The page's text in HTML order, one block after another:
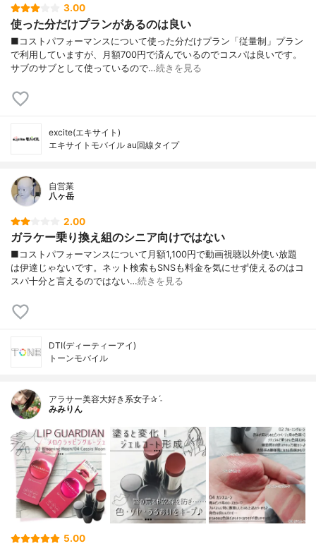
3.00
使った分だけプランがあるのは良い
■コストパフォーマンスについて使った分だけプラン「従量制」プラン
で利用していますが、月額700円で済んでいるのでコスパは良いです。
サブのサブとして使っているので…続きを見る
excite(エキサイト)
エキサイトモバイル au回線タイプ
自営業
八ヶ岳
2.00
ガラケー乗り換え組のシニア向けではない
■コストパフォーマンスについて月額1,100円で動画視聴以外使い放題
は伊達じゃないです。ネット検索もSNSも料金を気にせず使えるのはコ
スパ十分と言えるのではない…続きを見る
DTI(ディーティーアイ)
トーンモバイル
アラサー美容大好き系女子✰ˊ˗
みみりん
5.00